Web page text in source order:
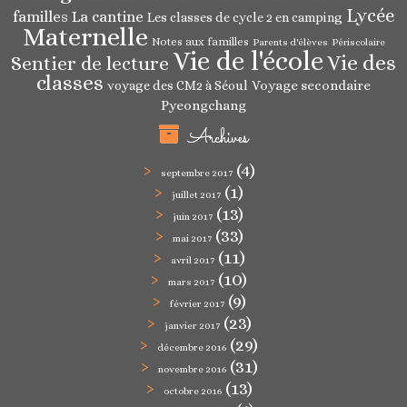
familles La cantine Les classes de cycle 2 en camping Lycée
Maternelle Notes aux familles Parents d'élèves Périscolaire
Sentier de lecture Vie de l'écoleVie des
classes voyage des CM2 à Séoul Voyage secondaire
Pyeongchang
Archives
septembre 2017(4)
juillet 2017 (1)
juin 2017(13)
mai 2017(33)
avril 2017(11)
mars 2017 (10)
février 2017(9)
janvier 2017(23)
décembre 2016 (29)
novembre 2016(31)
octobre 2016(13)